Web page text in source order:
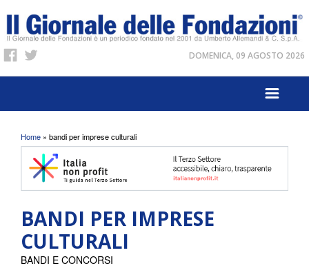
DOMENICA, 09 AGOSTO 2026
Tu sei qui
Home » bandi per imprese culturali
BANDI PER IMPRESE
CULTURALI
BANDI E CONCORSI